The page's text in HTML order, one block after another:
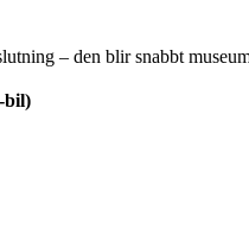
– den blir snabbt
bil)